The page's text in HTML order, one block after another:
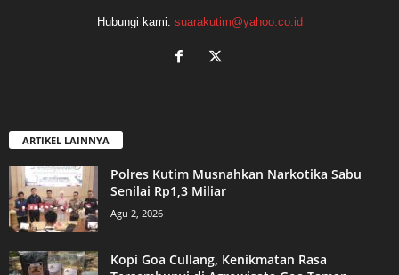
Hubungi kami: suarakutim@yahoo.co.id
ARTIKEL LAINNYA
Polres Kutim Musnahkan Narkotika Sabu
Senilai Rp1,3 Miliar
Agu 2, 2026
Kopi Goa Cullang, Kenikmatan Rasa